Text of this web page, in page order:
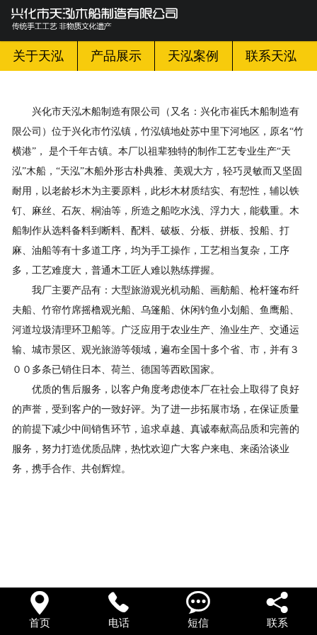
关于天泓
天泓案例
天泓百科
联系天泓
关于天泓 产品展示 天泓案例 联系天泓
兴化市天泓木船制造有限公司（又名：兴化市崔氏木船制造有
限公司）位于兴化市竹泓镇，竹泓镇地处苏中里下河地区，原名“竹
横港”， 是个千年古镇。本厂以祖辈独特的制作工艺专业生产“天
泓”木船，“天泓”木船外形古朴典雅、美观大方，轻巧灵敏而又坚固
耐用，以老龄杉木为主要原料，此杉木材质结实、有恝性，辅以铁
钉、麻丝、石灰、桐油等，所造之船吃水浅、浮力大，能载重。木
船制作从选料备料到断料、配料、破板、分板、拼板、投船、打
麻、油船等有十多道工序，均为手工操作，工艺相当复杂，工序
多，工艺难度大，普通木工匠人难以熟练撑握。
我厂主要产品有：大型旅游观光机动船、画舫船、枪杆篷布纤
夫船、竹帘竹席摇橹观光船、乌篷船、休闲钓鱼小划船、鱼鹰船、
河道垃圾清理环卫船等。广泛应用于农业生产、渔业生产、交通运
输、城市景区、观光旅游等领域，遍布全国十多个省、市，并有３
００多条已销住日本、荷兰、德国等西欧国家。
优质的售后服务，以客户角度考虑使本厂在社会上取得了良好
的声誉，受到客户的一致好评。为了进一步拓展市场，在保证质量
的前提下减少中间销售环节，追求卓越、真诚奉献高品质和完善的
服务，努力打造优质品牌，热忱欢迎广大客户来电、来函洽谈业
务，携手合作、共创辉煌。

首页

电话

短信

联系